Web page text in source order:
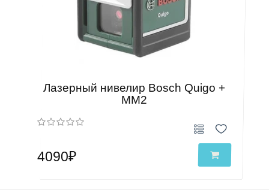
Лазерный нивелир Bosch Quigo +
MM2
4090₽